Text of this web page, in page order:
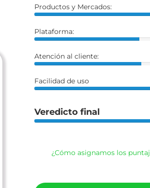
Productos y Mercados:
Plataforma:
Atención al cliente:
Facilidad de uso
Veredicto final
¿Cómo asignamos los